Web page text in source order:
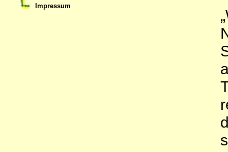
Impressum